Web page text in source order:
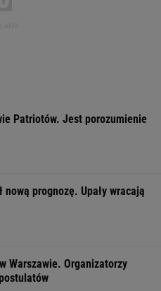
Patriotów. Jest porozumienie
nową prognozę. Upały wracają
Warszawie. Organizatorzy